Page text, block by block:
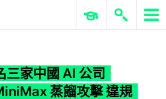
ERP 與商業 AI
家中國 AI 公司
蒸餾攻擊 違規